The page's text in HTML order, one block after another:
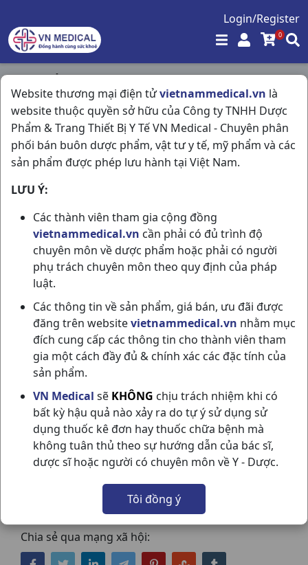
Login/Register
0
Website thương mại điện tửvietnammedical.vn là
website thuộc quyền sở hữu của Công ty TNHH Dược
Phẩm & Trang Thiết Bị Y Tế VN Medical - Chuyên phân
phối bán buôn dược phẩm, vật tư y tế, mỹ phẩm và các
sản phẩm được phép lưu hành tại Việt Nam.
LƯU Ý:
Các thành viên tham gia cộng đồng
vietnammedical.vn cần phải có đủ trình độ
chuyên môn về dược phẩm hoặc phải có người
phụ trách chuyên môn theo quy định của pháp
luật.
Các thông tin về sản phẩm, giá bán, ưu đãi được
đăng trên websitevietnammedical.vn nhằm mục
đích cung cấp các thông tin cho thành viên tham
gia một cách đầy đủ & chính xác các đặc tính của
sản phẩm.
VN Medical sẽ KHÔNG chịu trách nhiệm khi có
bất kỳ hậu quả nào xảy ra do tự ý sử dụng sử
dụng thuốc kê đơn hay thuốc chữa bệnh mà
không tuân thủ theo sự hướng dẫn của bác sĩ,
dược sĩ hoặc người có chuyên môn về Y - Dược.
Tôi đồng ý
Trang chủ /
Giảm Đau - Kháng Viêm - Giãn Cơ - Xương Khớp - Gout
/ Ibuprofen 400mg H10vi10vn Dược Enlie
IBUPROFEN 400MG H10VI10VN DƯỢC
ENLIE
NSX:Dược Enlie
Giảm Đau - Kháng Viêm - Giãn
Cơ - Xương Khớp - Gout,
Chia sẻ qua mạng xã hội: